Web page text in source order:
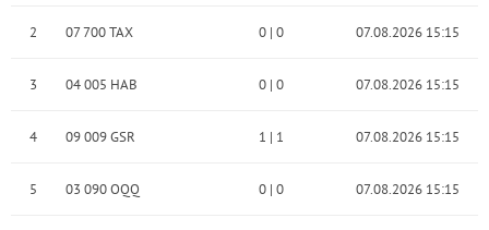
2 07 700 TAX 0| 0 07.08.2026 15:15
3 04 005 HAB 0| 0 07.08.2026 15:15
4 09 009 GSR 1 | 1 07.08.2026 15:15
5 03 090 OQQ 0| 0 07.08.2026 15:15